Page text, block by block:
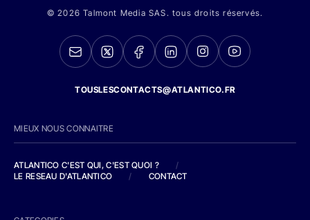
© 2026 Talmont Media SAS. tous droits réservés.
TOUSLESCONTACTS@ATLANTICO.FR
MIEUX NOUS CONNAITRE
ATLANTICO C'EST QUI, C'EST QUOI ?
/
LE RESEAU D'ATLANTICO
/ CONTACT